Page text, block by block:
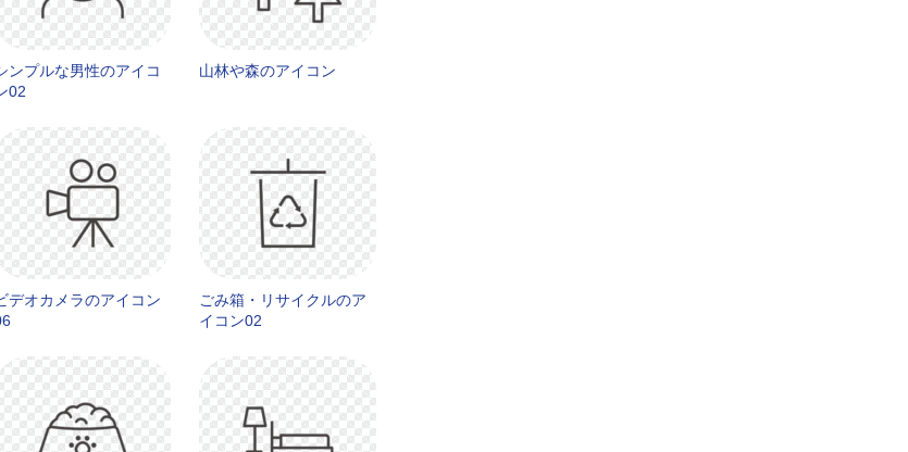
ンプルな男性のアイコ
02
山林や森のアイコン
デオカメラのアイコン
ごみ箱・リサイクルのア
イコン02